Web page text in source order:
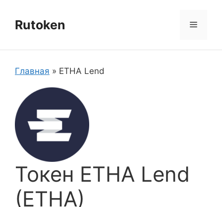
содержимому
Rutoken Меню
Главная » ETHA Lend
Токен ETHA Lend
(ETHA)